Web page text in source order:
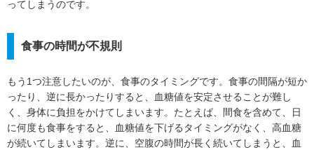
ってしまうのです。
食事の時間が不規則
もう1つ注意したいのが、食事のタイミングです。食事の間隔が短か
ったり、逆に長かったりすると、血糖値を安定させることが難し
く、身体に負担をかけてしまいます。たとえば、間食を含めて、日
に何度も食事をすると、血糖値を下げるタイミングがなく、高血糖
が続いてしまいます。逆に、空腹の時間が長く続いてしまうと、血